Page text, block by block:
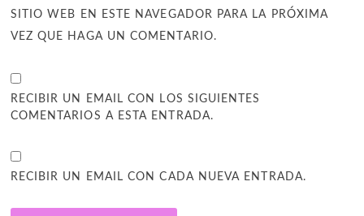
SITIO WEB EN ESTE NAVEGADOR PARA LA PRÓXIMA
VEZ QUE HAGA UN COMENTARIO.
RECIBIR UN EMAIL CON LOS SIGUIENTES
COMENTARIOS A ESTA ENTRADA.
RECIBIR UN EMAIL CON CADA NUEVA ENTRADA.